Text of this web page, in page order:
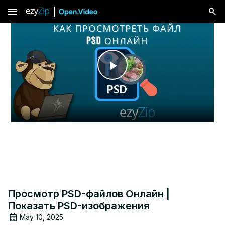
menu
Play
Video
Просмотр PSD-файлов Онлайн |
Показать PSD-изображения
May 10, 2025